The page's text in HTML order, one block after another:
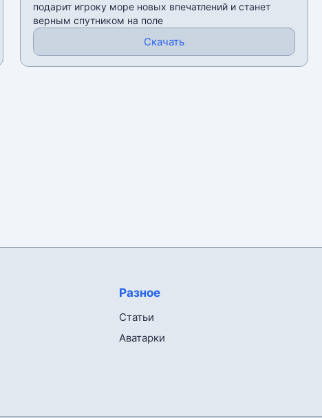
подарит игроку море новых впечатлений и станет
верным спутником на поле
Скачать
Разное
Статьи
Аватарки